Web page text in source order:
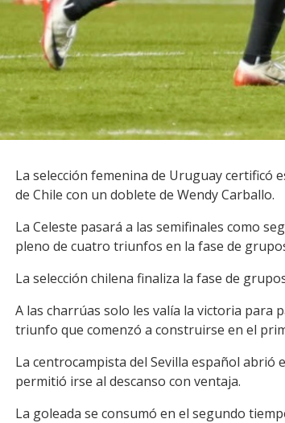
Facebook
WhatsApp
Email
Copy
La selección femenina de Uruguay certificó
de Chile con un doblete de Wendy Carballo.
La Celeste pasará a las semifinales como
pleno de cuatro triunfos en la fase de
La selección chilena finaliza la fase de
A las charrúas solo les valía la victoria para
triunfo que comenzó a construirse en el
La centrocampista del Sevilla español
permitió irse al descanso con ventaja.
La goleada se consumó en el segundo